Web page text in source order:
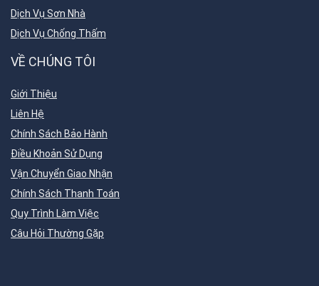
Dịch Vụ Sơn Nhà
Dịch Vụ Chống Thấm
VỀ CHÚNG TÔI
Giới Thiệu
Liên Hệ
Chính Sách Bảo Hành
Điều Khoản Sử Dụng
Vận Chuyển Giao Nhận
Chính Sách Thanh Toán
Quy Trình Làm Việc
Câu Hỏi Thường Gặp